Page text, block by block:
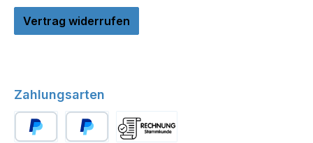
Vertrag widerrufen
Zahlungsarten